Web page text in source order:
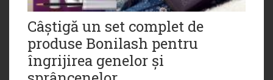
Câștigă un set complet de
produse Bonilash pentru
îngrijirea genelor și